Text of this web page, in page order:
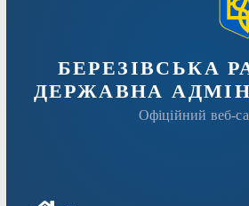
БЕРЕЗІВСЬКА
ДЕРЖАВНА
Офіційний веб-